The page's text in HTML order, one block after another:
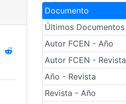
Documento
Últimos Documentos
Autor FCEN - Año
Autor FCEN - Revista
Año - Revista
Revista - Año